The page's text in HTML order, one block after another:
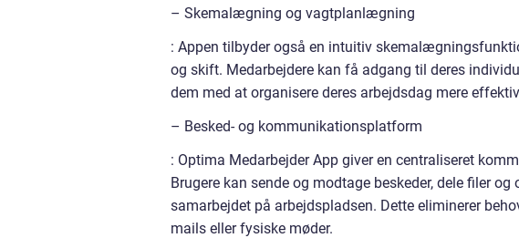
– Skemalægning og vagtplanlægning
: Appen tilbyder også en intuitiv
og skift. Medarbejdere kan få adgang til deres
dem med at organisere deres arbejdsdag mere
– Besked- og kommunikationsplatform
: Optima Medarbejder App giver en centraliseret
Brugere kan sende og modtage beskeder, dele filer
samarbejdet på arbejdspladsen. Dette eliminerer
mails eller fysiske møder.